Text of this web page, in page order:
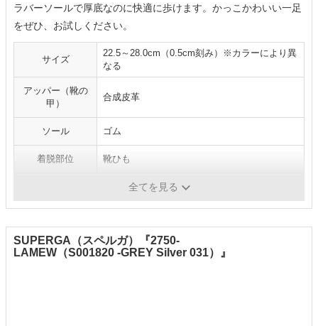
ラバーソールで厚底なのに快適に歩けます。かっこかわいい一足
をぜひ、お試しください。
サイズ
22.5～28.0cm（0.5cm刻み）※カラーにより異
なる
アッパー（靴の
甲）
合成皮革
ソール ゴム
着脱部位 靴ひも
ローカット全てを見る
SUPERGA（スペルガ）『2750-
LAMEW（S001820 -GREY Silver 031）』